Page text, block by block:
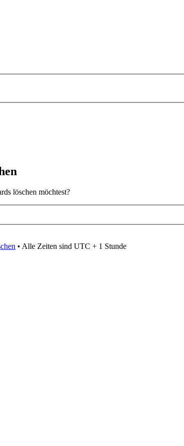
löschen möchtest?
• Alle Zeiten sind UTC + 1 Stunde